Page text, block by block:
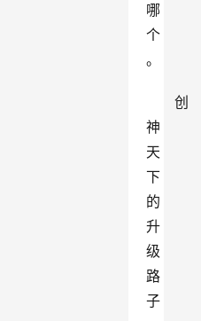
哪
个
。
创
神
天
下
的
升
级
路
子